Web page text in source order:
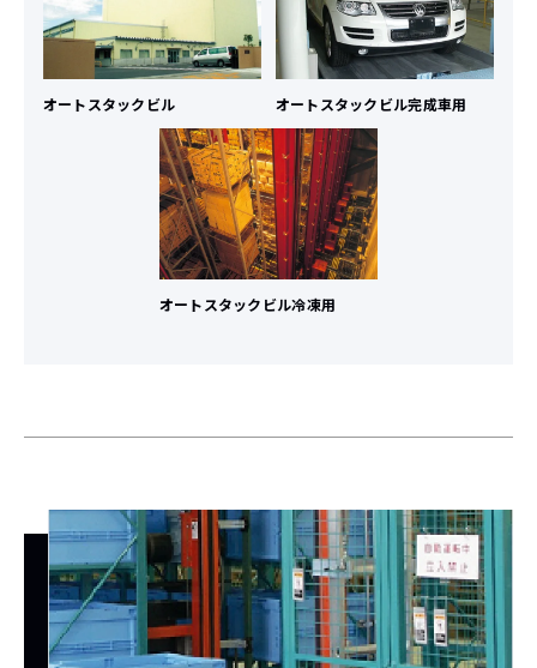
オートスタックビル オートスタックビル完成車用
オートスタックビル冷凍用